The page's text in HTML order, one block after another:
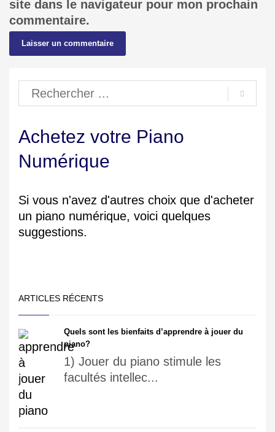
site dans le navigateur pour mon prochain
commentaire.
Achetez votre Piano
Numérique
Si vous n'avez d'autres choix que d'acheter
un piano numérique, voici quelques
suggestions.
ARTICLES RÉCENTS
Quels sont les bienfaits d’apprendre à jouer du
piano?
1) Jouer du piano stimule les
facultés intellec...